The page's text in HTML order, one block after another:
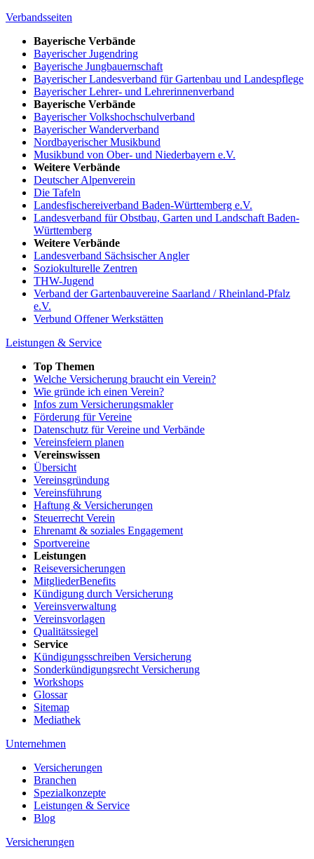
Verbandsseiten
Bayerische Verbände
Bayerischer Jugendring
Bayerische Jungbauernschaft
Bayerischer Landesverband für Gartenbau und Landespflege
Bayerischer Lehrer- und Lehrerinnenverband
Bayerische Verbände
Bayerischer Volkshochschulverband
Bayerischer Wanderverband
Nordbayerischer Musikbund
Musikbund von Ober- und Niederbayern e.V.
Weitere Verbände
Deutscher Alpenverein
Die Tafeln
Landesfischereiverband Baden-Württemberg e.V.
Landesverband für Obstbau, Garten und Landschaft Baden-
Württemberg
Weitere Verbände
Landesverband Sächsischer Angler
Soziokulturelle Zentren
THW-Jugend
Verband der Gartenbauvereine Saarland / Rheinland-Pfalz
e.V.
Verbund Offener Werkstätten
Leistungen & Service
Top Themen
Welche Versicherung braucht ein Verein?
Wie gründe ich einen Verein?
Infos zum Versicherungsmakler
Förderung für Vereine
Datenschutz für Vereine und Verbände
Vereinsfeiern planen
Vereinswissen
Übersicht
Vereinsgründung
Vereinsführung
Haftung & Versicherungen
Steuerrecht Verein
Ehrenamt & soziales Engagement
Sportvereine
Leistungen
Reiseversicherungen
MitgliederBenefits
Kündigung durch Versicherung
Vereinsverwaltung
Vereinsvorlagen
Qualitätssiegel
Service
Kündigungsschreiben Versicherung
Sonderkündigungsrecht Versicherung
Workshops
Glossar
Sitemap
Mediathek
Unternehmen
Versicherungen
Branchen
Spezialkonzepte
Leistungen & Service
Blog
Versicherungen